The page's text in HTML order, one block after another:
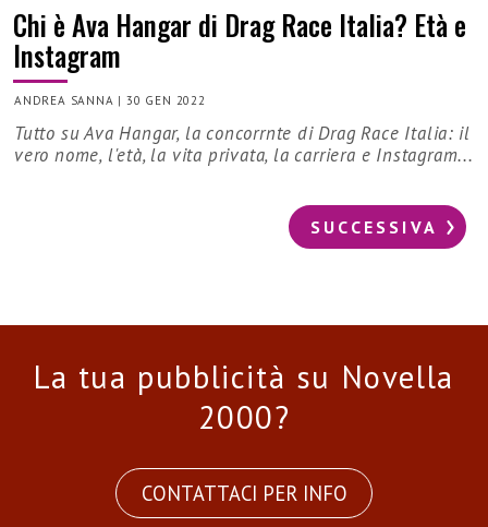
Chi è Ava Hangar di Drag Race Italia? Età e
Instagram
ANDREA SANNA |30 GEN 2022
Tutto su Ava Hangar, la concorrnte di Drag Race Italia: il
vero nome, l'età, la vita privata, la carriera e Instagram...
SUCCESSIVA
La tua pubblicità su Novella
2000?
CONTATTACI PER INFO